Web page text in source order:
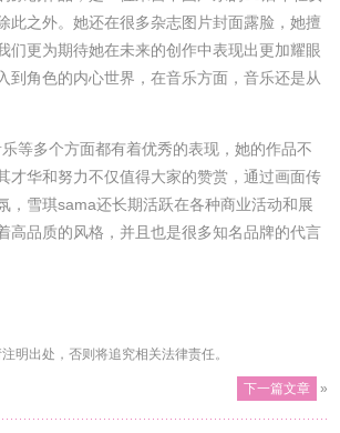
此之外。她还在很多杂志图片封面露脸，她擅
们更为期待她在未来的创作中表现出更加耀眼
到角色的内心世界，在音乐方面，音乐还是从
等多个方面都有着优秀的表现，她的作品不
才华和努力不仅值得大家的赞赏，通过画面传
，雪琪sama还长期活跃在各种商业活动和展
高品质的风格，并且也是很多知名品牌的代言
明出处，否则将追究相关法律责任。
下一篇文章 »